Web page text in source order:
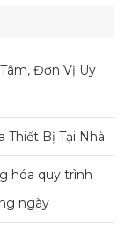
Đơn Vị Uy
Thiết Bị Tại Nhà
hóa quy trình
ngày